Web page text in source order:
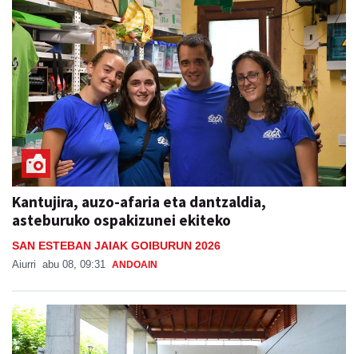
Kantujira, auzo-afaria eta dantzaldia,
asteburuko ospakizunei ekiteko
SAN ESTEBAN JAIAK GOIBURUN 2026
Aiurri abu 08, 09:31 ANDOAIN